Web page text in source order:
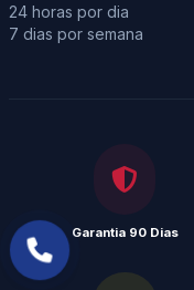
24 horas por dia
7 dias por semana
Garantia 90 Dias